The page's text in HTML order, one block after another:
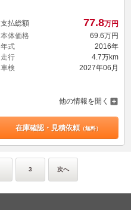
支払総額 77.8万円
本体価格
69. 6万円
年式
2016年
走行
4.7万km
車検
2027年06月
他の情報を開く
在庫確認・見積依頼（無料）
3 次へ